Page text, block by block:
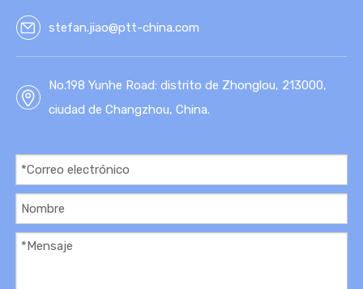
stefan.jiao@ptt-china.com
No.198 Yunhe Road: distrito de Zhonglou, 213000,
ciudad de Changzhou, China.